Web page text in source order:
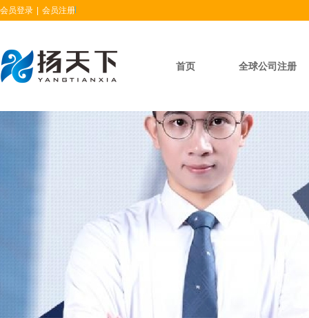
首页 全球公司注册
会员登录 会员注册